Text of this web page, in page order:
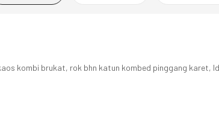
kombi brukat, rok bhn katun kombed pinggang karet,